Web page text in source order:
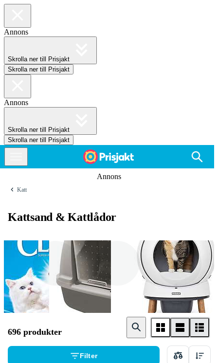
Annons
Skrolla ner till Prisjakt
Skrolla ner till Prisjakt
Annons
Skrolla ner till Prisjakt
Skrolla ner till Prisjakt
Annons
Katt
Kattsand & Kattlådor
Kattsand Kattlåda Kattlåda tillbehör
696 produkter
Filter